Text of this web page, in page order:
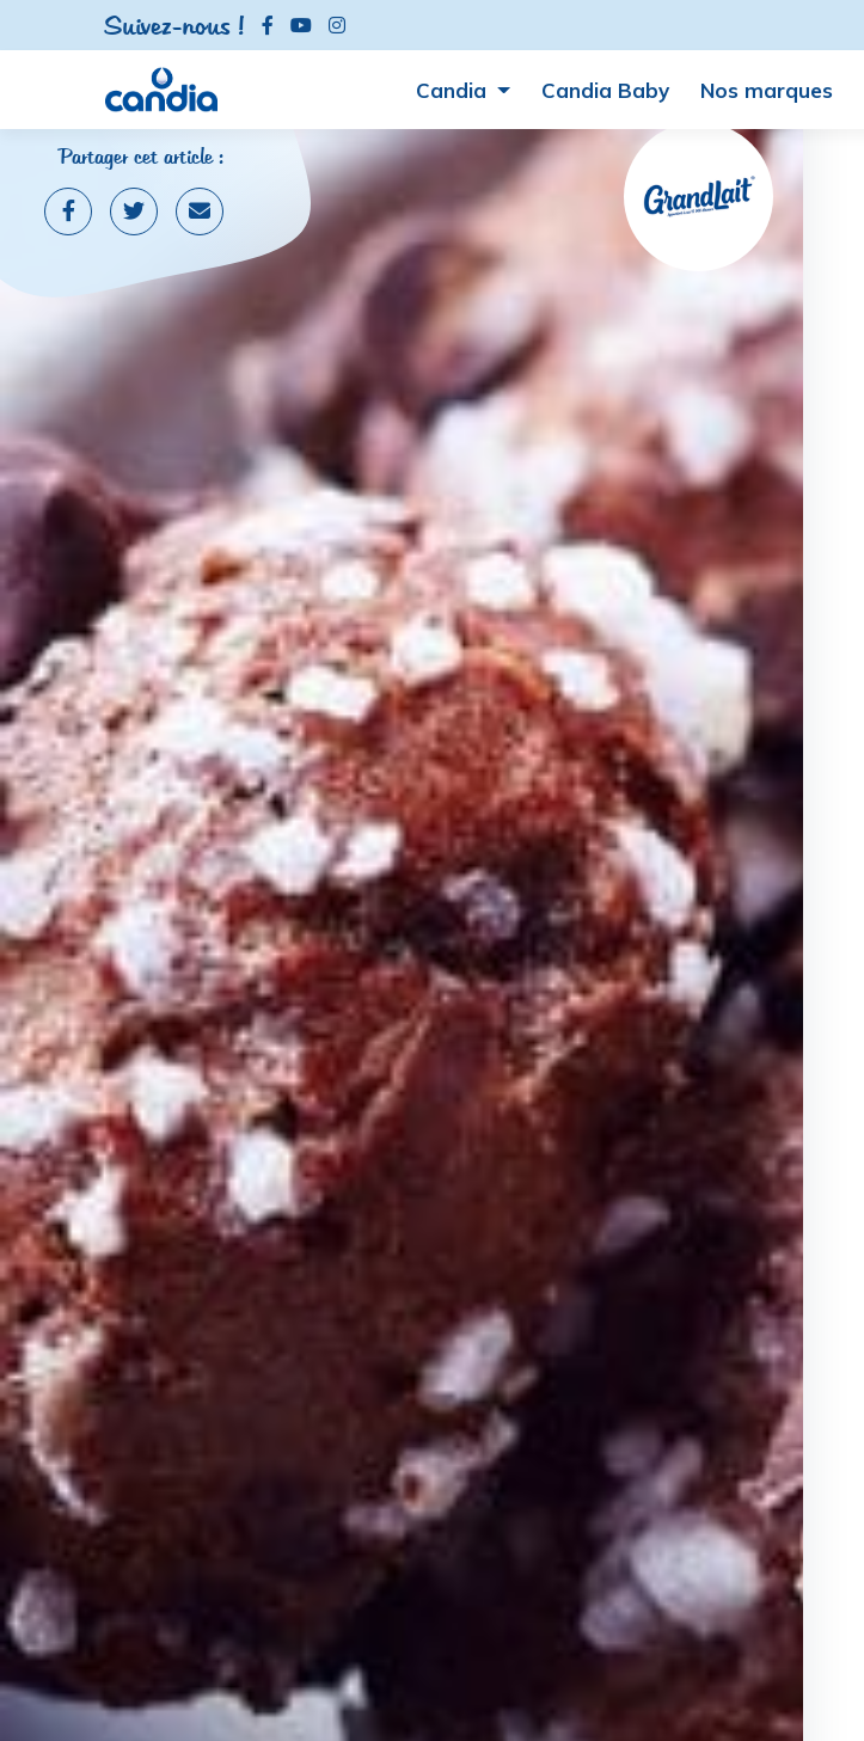
Suivez-nous !
Candia Candia Baby Nos marques
Partager cet article :